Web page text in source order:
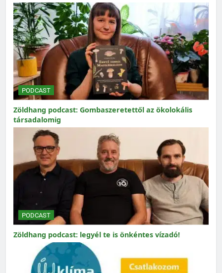
PODCAST
Zöldhang podcast: Gombaszeretettől az ökolokális
társadalomig
PODCAST
Zöldhang podcast: legyél te is önkéntes vízadó!